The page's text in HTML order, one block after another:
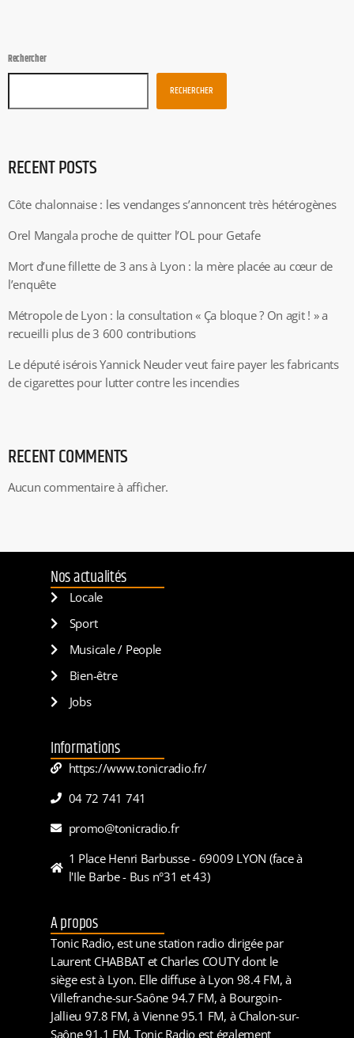
Rechercher
RECHERCHER
RECENT POSTS
Côte chalonnaise : les vendanges s’annoncent très hétérogènes
Orel Mangala proche de quitter l’OL pour Getafe
Mort d’une fillette de 3 ans à Lyon : la mère placée au cœur de
l’enquête
Métropole de Lyon : la consultation « Ça bloque ? On agit ! » a
recueilli plus de 3 600 contributions
Le député isérois Yannick Neuder veut faire payer les fabricants
de cigarettes pour lutter contre les incendies
RECENT COMMENTS
Aucun commentaire à afficher.
Nos actualités
Locale
Sport
Musicale / People
Bien-être
Jobs
Informations
https://www.tonicradio.fr/
04 72 741 741
promo@tonicradio.fr
1 Place Henri Barbusse - 69009 LYON (face à
l'Ile Barbe - Bus n°31 et 43)
A propos
Tonic Radio, est une station radio dirigée par
Laurent CHABBAT et Charles COUTY dont le
siège est à Lyon. Elle diffuse à Lyon 98.4 FM, à
Villefranche-sur-Saône 94.7 FM, à Bourgoin-
Jallieu 97.8 FM, à Vienne 95.1 FM, à Chalon-sur-
Saône 91.1 FM. Tonic Radio est également